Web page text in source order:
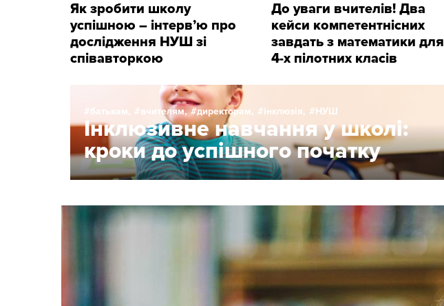
Як зробити школу
успішною – інтерв’ю про
дослідження НУШ зі
співавторкою
До уваги вчителів! Два
кейси компетентнісних
завдать з математики для
4-х пілотних класів
батькам, вчителям, директорам, інклюзія, НУШ
Інклюзивне навчання у школі:
кроки до успішного початку